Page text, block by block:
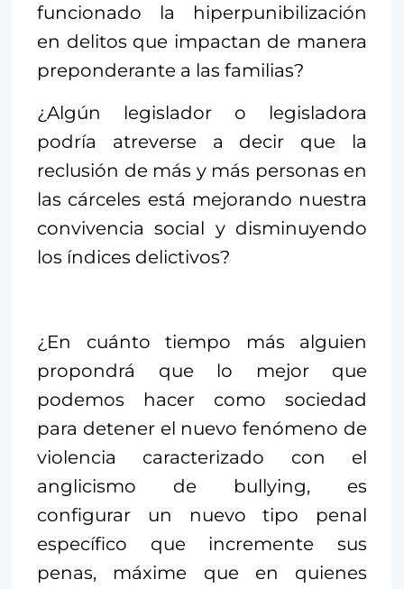
funcionado la hiperpunibilización
en delitos que impactan de manera
preponderante a las familias?
¿Algún legislador o legisladora
podría atreverse a decir que la
reclusión de más y más personas en
las cárceles está mejorando nuestra
convivencia social y disminuyendo
los índices delictivos?
¿En cuánto tiempo más alguien
propondrá que lo mejor que
podemos hacer como sociedad
para detener el nuevo fenómeno de
violencia caracterizado con el
anglicismo de bullying, es
configurar un nuevo tipo penal
específico que incremente sus
penas, máxime que en quienes